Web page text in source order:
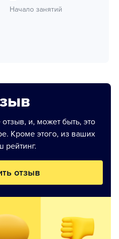
Начало занятий
отзыв, и, может быть, это
Кроме этого, из ваших
рейтинг.
отзыв